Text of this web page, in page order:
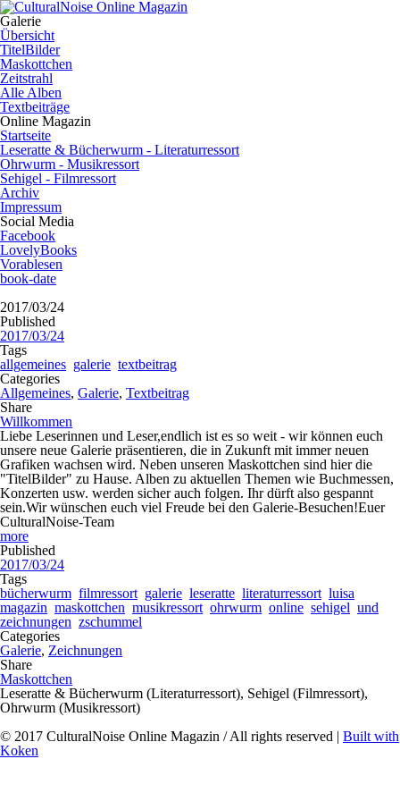
Galerie
Übersicht
TitelBilder
Maskottchen
Zeitstrahl
Alle Alben
Textbeiträge
Online Magazin
Startseite
Leseratte & Bücherwurm - Literaturressort
Ohrwurm - Musikressort
Sehigel - Filmressort
Archiv
Impressum
Social Media
Facebook
LovelyBooks
Vorablesen
book-date
2017/03/24
Published
2017/03/24
Tags
allgemeines galerie textbeitrag
Categories
Allgemeines, Galerie, Textbeitrag
Share
Willkommen
Liebe Leserinnen und Leser,endlich ist es so weit - wir können euch
unsere neue Galerie präsentieren, die in Zukunft mit immer neuen
Grafiken wachsen wird. Neben unseren Maskottchen sind hier die
"TitelBilder" zu Hause. Alben zu aktuellen Themen wie Buchmessen,
Konzerten usw. werden sicher auch folgen. Ihr dürft also gespannt
sein.Wir wünschen euch viel Freude bei den Galerie-Besuchen!Euer
CulturalNoise-Team
more
Published
2017/03/24
Tags
bücherwurm filmressort galerie leseratte literaturressort luisa
magazin maskottchen musikressort ohrwurm online sehigel und
zeichnungen zschummel
Categories
Galerie, Zeichnungen
Share
Maskottchen
Leseratte & Bücherwurm (Literaturressort), Sehigel (Filmressort),
Ohrwurm (Musikressort)
© 2017 CulturalNoise Online Magazin / All rights reserved | Built with
Koken